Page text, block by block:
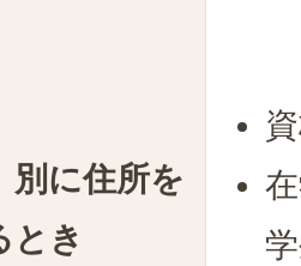
別に住所を
とき